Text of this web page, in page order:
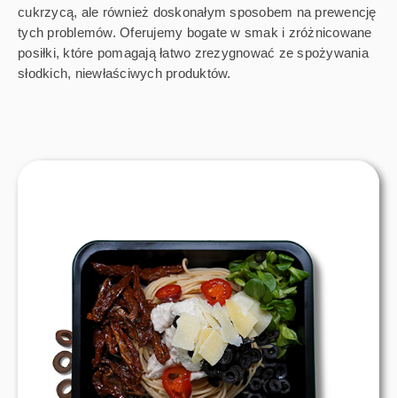
cukrzycą, ale również doskonałym sposobem na prewencję
tych problemów. Oferujemy bogate w smak i zróżnicowane
posiłki, które pomagają łatwo zrezygnować ze spożywania
słodkich, niewłaściwych produktów.